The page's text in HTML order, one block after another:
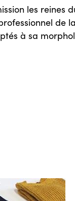
les reines
de la
à sa